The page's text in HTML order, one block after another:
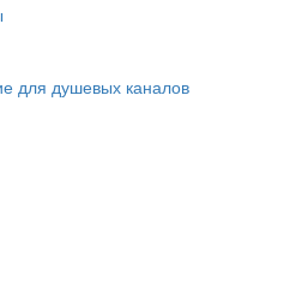
для душевых каналов